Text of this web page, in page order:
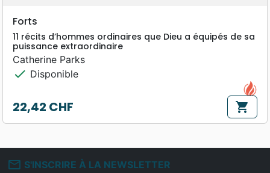
Forts
11 récits d’hommes ordinaires que Dieu a équipés de sa
puissance extraordinaire
Catherine Parks
check Disponible
Prix
22,42 CHF shopping_cart
mail_outline S'INSCRIRE À LA NEWSLETTER